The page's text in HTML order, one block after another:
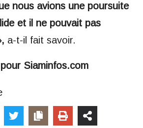
nous avions une poursuite
et il ne pouvait pas
a-t-il fait savoir.
Siaminfos.com